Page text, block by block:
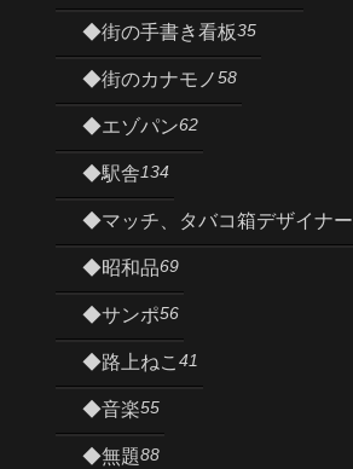
◆街の手書き看板35
◆街のカナモノ58
◆エゾパン62
◆駅舎134
◆マッチ、タバコ箱デザイナー
◆昭和品69
◆サンポ56
◆路上ねこ 41
◆音楽55
◆無題88